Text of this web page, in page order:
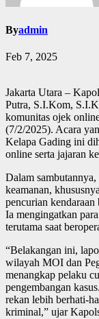
Byadmin
Feb 7, 2025
Jakarta Utara –
Putra, S.I.Kom,
komunitas ojek
(7/2/2025). Acara
Kelapa Gading ini
online serta jajaran
Dalam
keamanan,
pencurian
Ia mengingatkan
terutama saat
“Belakangan ini,
wilayah MOI dan
menangkap pelaku
pengembangan
rekan lebih berhati-
kriminal,” ujar